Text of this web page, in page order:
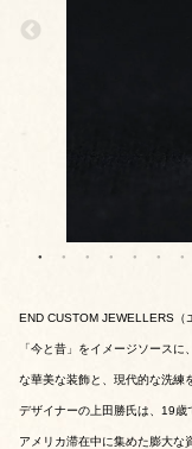
END CUSTOM JEWELLERS（
「今と昔」をイメージソース
な華美な装飾と、現代的な洗練
デザイナーの上田勝氏は、19歳
アメリカ滞在中に集めた膨大な